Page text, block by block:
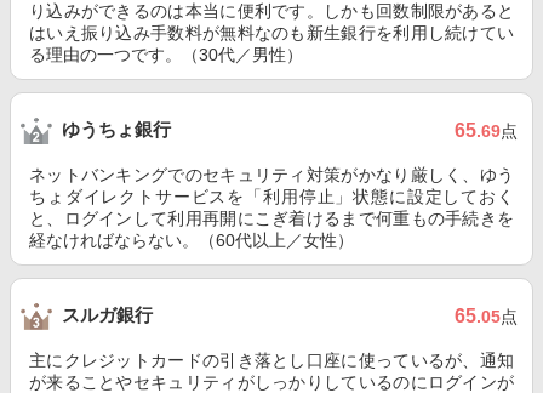
り込みができるのは本当に便利です。しかも回数制限があると
はいえ振り込み手数料が無料なのも新生銀行を利用し続けてい
る理由の一つです。（30代／男性）
ゆうちょ銀行 65.69点
ネットバンキングでのセキュリティ対策がかなり厳しく、ゆう
ちょダイレクトサービスを「利用停止」状態に設定しておく
と、ログインして利用再開にこぎ着けるまで何重もの手続きを
経なければならない。（60代以上／女性）
スルガ銀行 65.05点
主にクレジットカードの引き落とし口座に使っているが、通知
が来ることやセキュリティがしっかりしているのにログインが